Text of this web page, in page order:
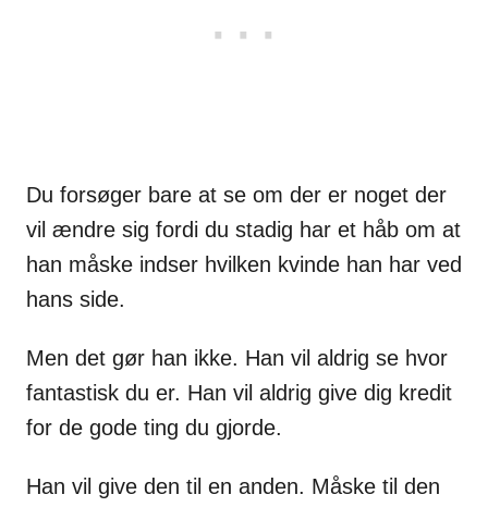
Du forsøger bare at se om der er noget der
vil ændre sig fordi du stadig har et håb om at
han måske indser hvilken kvinde han har ved
hans side.
Men det gør han ikke. Han vil aldrig se hvor
fantastisk du er. Han vil aldrig give dig kredit
for de gode ting du gjorde.
Han vil give den til en anden. Måske til den